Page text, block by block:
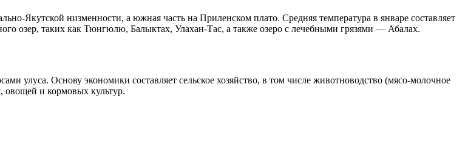
Якутской низменности, а южная часть на Приленском плато. Средняя температура в январе составляет
озер, таких как Тюнгюлю, Балыктах, Улахан-Тас, а также озеро с лечебными грязями — Абалах.
улуса. Основу экономики составляет сельское хозяйство, в том числе животноводство (мясо-молочное
овощей и кормовых культур.